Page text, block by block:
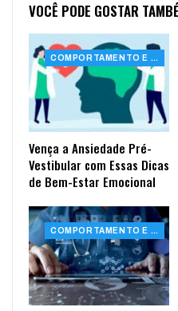
VOCÊ PODE GOSTAR
COMPORTAMENTO E SAÚDE
Vença a Ansiedade Pré-
Vestibular com Essas Dicas
de Bem-Estar Emocional
COMPORTAMENTO E SAÚDE